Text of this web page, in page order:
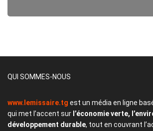
QUI SOMMES-NOUS
www.lemissaire.tg est un média en ligne
qui met l’accent sur l’économie verte,
développement durable, tout en couvrant